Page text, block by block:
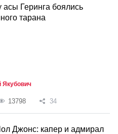
асы Геринга боялись
тарана
Якубович
13798 34
Джонс: капер и адмирал